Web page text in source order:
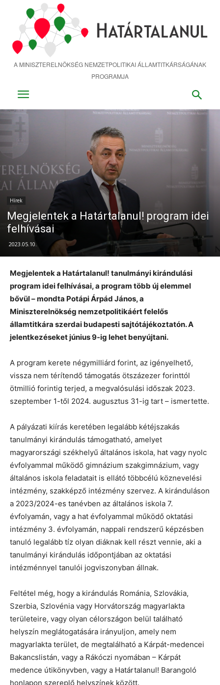
tartalomra
A MINISZTERELNÖKSÉG NEMZETPOLITIKAI ÁLLAMTITKÁRSÁGÁNAK
PROGRAMJA
Hírek
Megjelentek a Határtalanul! program idei
felhívásai
2023.05.10.
Megjelentek a Határtalanul! tanulmányi kirándulási
program idei felhívásai, a program több új elemmel
bővül – mondta Potápi Árpád János, a
Miniszterelnökség nemzetpolitikáért felelős
államtitkára szerdai budapesti sajtótájékoztatón. A
jelentkezéseket június 9-ig lehet benyújtani.
A program kerete négymilliárd forint, az igényelhető,
vissza nem térítendő támogatás ötszázezer forinttól
ötmillió forintig terjed, a megvalósulási időszak 2023.
szeptember 1-től 2024. augusztus 31-ig tart – ismertette.
A pályázati kiírás keretében legalább kétéjszakás
tanulmányi kirándulás támogatható, amelyet
magyarországi székhelyű általános iskola, hat vagy nyolc
évfolyammal működő gimnázium szakgimnázium, vagy
általános iskola feladatait is ellátó többcélú köznevelési
intézmény, szakképző intézmény szervez. A kiránduláson
a 2023/2024-es tanévben az általános iskola 7.
évfolyamán, vagy a hat évfolyammal működő oktatási
intézmény 3. évfolyamán, nappali rendszerű képzésben
tanuló legalább tíz olyan diáknak kell részt vennie, aki a
tanulmányi kirándulás időpontjában az oktatási
intézménnyel tanulói jogviszonyban állnak.
Feltétel még, hogy a kirándulás Románia, Szlovákia,
Szerbia, Szlovénia vagy Horvátország magyarlakta
területeire, vagy olyan célországon belül található
helyszín meglátogatására irányuljon, amely nem
magyarlakta terület, de megtalálható a Kárpát-medencei
Bakancslistán, vagy a Rákóczi nyomában – Kárpát
medence útikönyvben, vagy a Határtalanul! Barangoló
honlapon szereplő helyszínek között.